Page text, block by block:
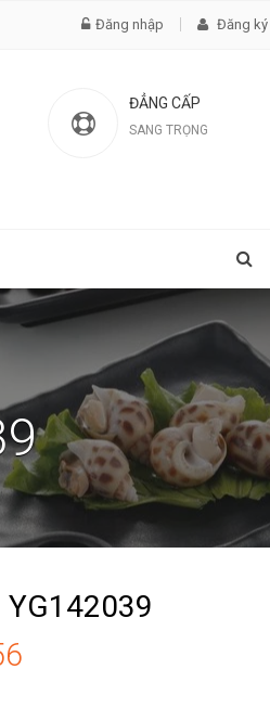
Đăng nhập Đăng ký
ĐẲNG CẤP
SANG TRỌNG
YG142039